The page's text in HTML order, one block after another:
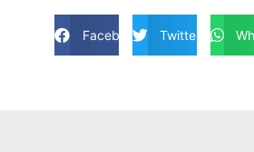
Facebook Twitter